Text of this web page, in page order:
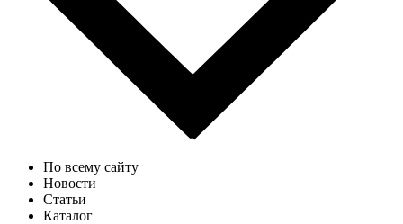
По всему сайту
Новости
Статьи
Каталог